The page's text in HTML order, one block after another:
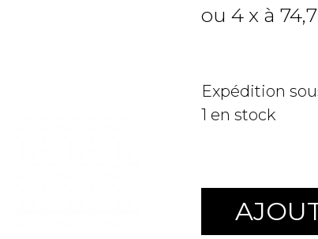
ou 4 x à
Expédition
1 en stock